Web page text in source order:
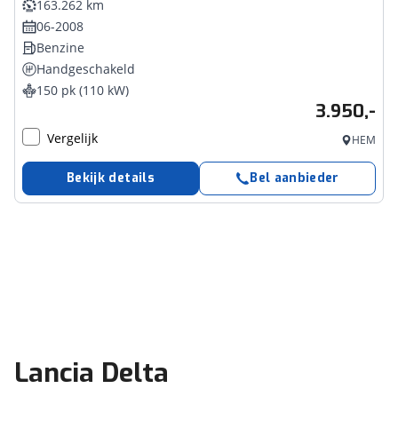
163.262 km
06-2008
Benzine
Handgeschakeld
150 pk (110 kW)
3.950,-
Vergelijk HEM
Bekijk details Bel aanbieder
Lancia Delta